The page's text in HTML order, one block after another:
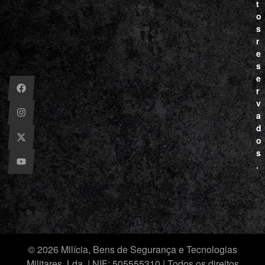
t
o
s
r
e
s
e
r
v
a
d
o
s
.
© 2026 Milícia, Bens de Segurança e Tecnologias